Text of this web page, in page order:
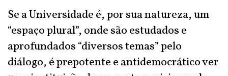
Se a Universidade é, por sua natureza, um
“espaço plural”, onde são estudados e
aprofundados “diversos temas” pelo
diálogo, é prepotente e antidemocrático ver